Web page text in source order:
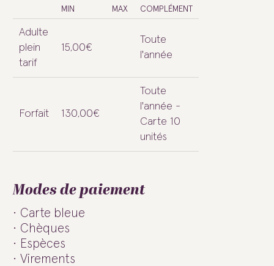
MIN MAX COMPLÉMENT
Adulte
plein
tarif
15,00€
Toute
l'année
Forfait 130,00€
Toute
l'année -
Carte 10
unités
Modes de paiement
Carte bleue
Chèques
Espèces
Virements